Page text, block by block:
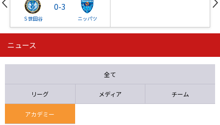
Ｓ世田谷
0-3
ニッパツ
第16節 09/05 (土) 15:00
ニッパツ 石人の星
ニュース
全て
リーグ メディア チーム
アカデミー